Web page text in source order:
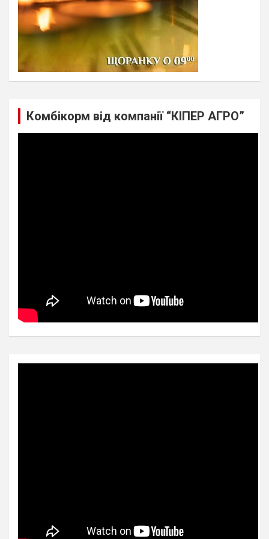
Комбікорм від компанії “КІПЕР АГРО”